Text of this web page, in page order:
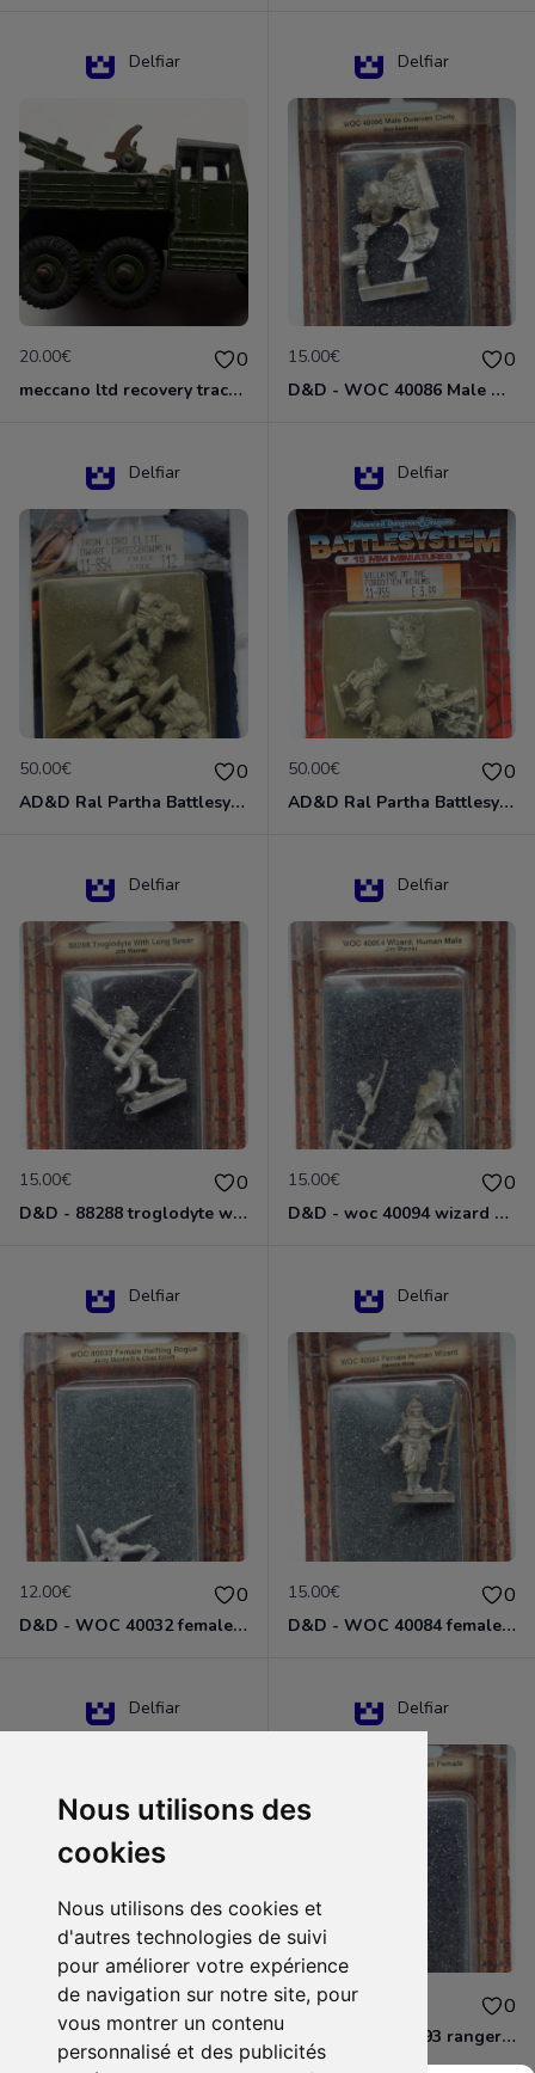
Nous utilisons des
cookies
Nous utilisons des cookies et
d'autres technologies de suivi
pour améliorer votre expérience
de navigation sur notre site, pour
vous montrer un contenu
personnalisé et des publicités
Delfiar
20.00€ 0
meccano ltd recovery tractor N°661
Delfiar
15.00€ 0
D&D - WOC 40086 Male Dwarven Cleric Miniature - Donjons Dragons
Delfiar
50.00€ 0
AD&D Ral Partha Battlesystem Miniatures Pack Iron Lord Dwarf Crossbowmen 11-854
Delfiar
50.00€ 0
AD&D Ral Partha Battlesystem Villains/Forgotten Realms 11-955 Miniatures
Delfiar
15.00€ 0
D&D - 88288 troglodyte with long Miniature - Donjons Dragons
Delfiar
15.00€ 0
D&D - woc 40094 wizard human male Miniature - Donjons Dragons
Delfiar
12.00€ 0
D&D - WOC 40032 female halfling rogue Miniature - Donjons Dragons
Delfiar
15.00€ 0
D&D - WOC 40084 female human wizard Miniature - Donjons Dragons
Delfiar
15.00€ 0
D&D - 88286 paladin human male Miniature - Donjons Dragons
Delfiar
12.00€ 0
D&D - WOC 40093 ranger human female Miniature - Donjons Dragons